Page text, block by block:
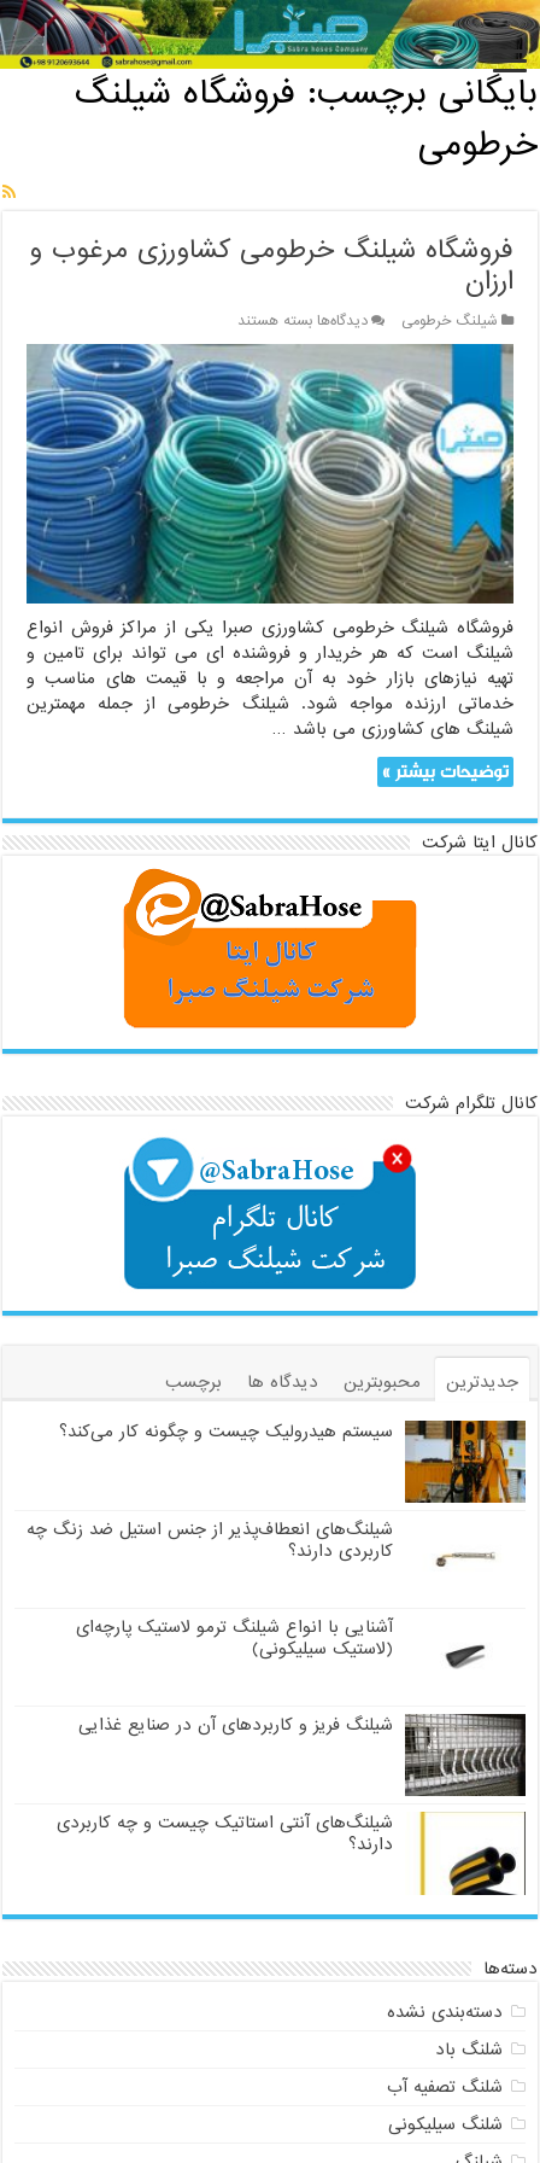
خانه / بایگانی برچسب: فروشگاه شیلنگ خرطومی
بایگانی برچسب: فروشگاه شیلنگ
خرطومی
فروشگاه شیلنگ خرطومی کشاورزی مرغوب و
ارزان
شیلنگ خرطومی دیدگاه‌هابرای
فروشگاه
خرطومی
کشاورزی
مرغوب
و
ارزان
بسته هستند
فروشگاه شیلنگ خرطومی کشاورزی صبرا یکی از مراکز فروش انواع
شیلنگ است که هر خریدار و فروشنده ای می تواند برای تامین و
تهیه نیازهای بازار خود به آن مراجعه و با قیمت های مناسب و
خدماتی ارزنده مواجه شود. شیلنگ خرطومی از جمله مهمترین
شیلنگ های کشاورزی می باشد …
توضیحات بیشتر »
کانال ایتا شرکت
کانال تلگرام شرکت
جدیدترین محبوبترین دیدگاه ها
برچسب
سیستم هیدرولیک چیست و چگونه کار می‌کند؟
شیلنگ‌های انعطاف‌پذیر از جنس استیل ضد زنگ چه
کاربردی دارند؟
آشنایی با انواع شیلنگ ترمو لاستیک پارچه‌ای
(لاستیک سیلیکونی)
شیلنگ فریز و کاربردهای آن در صنایع غذایی
شیلنگ‌های آنتی استاتیک چیست و چه کاربردی
دارند؟
دسته‌ها
دسته‌بندی نشده
شلنگ باد
شلنگ تصفیه آب
شلنگ سیلیکونی